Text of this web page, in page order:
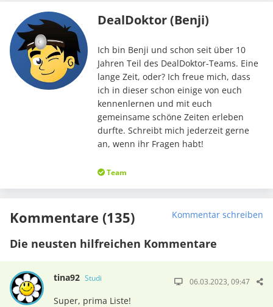
DealDoktor (Benji)
Ich bin Benji und schon seit über 10
Jahren Teil des DealDoktor-Teams. Eine
lange Zeit, oder? Ich freue mich, dass
ich in dieser schon einige von euch
kennenlernen und mit euch
gemeinsame schöne Zeiten erleben
durfte. Schreibt mich jederzeit gerne
an, wenn ihr Fragen habt!
Team
Kommentare (135) Kommentar schreiben
Die neusten hilfreichen Kommentare
tina92 Studi 06.03.2023, 09:47
Super, prima Liste!